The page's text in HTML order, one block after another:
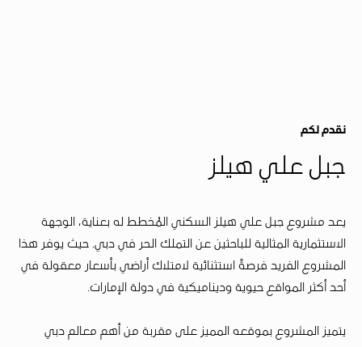
نقدم لكم
جبل علي هيلز
يعد مشروع جبل علي هيلز السكني المُخطط له بعناية، الوجهة
الاستثمارية المثالية للباحثين عن التملك الحر في دبي. حيث يوفر هذا
المشروع الفريد فرصةً استثنائية لامتلاك أراضي بأسعار معقولة في
أحد أكثر المواقع حيوية وديناميكية في دولة الإمارات.
يتميز المشروع بموقعه المميز على مقربة من أهم معالم دبي